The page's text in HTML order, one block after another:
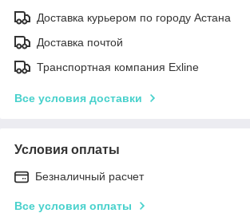
Доставка курьером по городу Астана
Доставка почтой
Транспортная компания Exline
Все условия доставки
Условия оплаты
Безналичный расчет
Все условия оплаты